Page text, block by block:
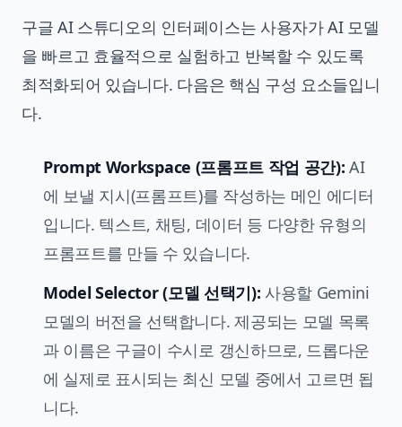
구글 AI 스튜디오의 인터페이스는 사용자가 AI 모델
을 빠르고 효율적으로 실험하고 반복할 수 있도록
최적화되어 있습니다. 다음은 핵심 구성 요소들입니
다.
Prompt Workspace (프롬프트 작업 공간): AI
에 보낼 지시(프롬프트)를 작성하는 메인 에디터
입니다. 텍스트, 채팅, 데이터 등 다양한 유형의
프롬프트를 만들 수 있습니다.
Model Selector (모델 선택기): 사용할 Gemini
모델의 버전을 선택합니다. 제공되는 모델 목록
과 이름은 구글이 수시로 갱신하므로, 드롭다운
에 실제로 표시되는 최신 모델 중에서 고르면 됩
니다.